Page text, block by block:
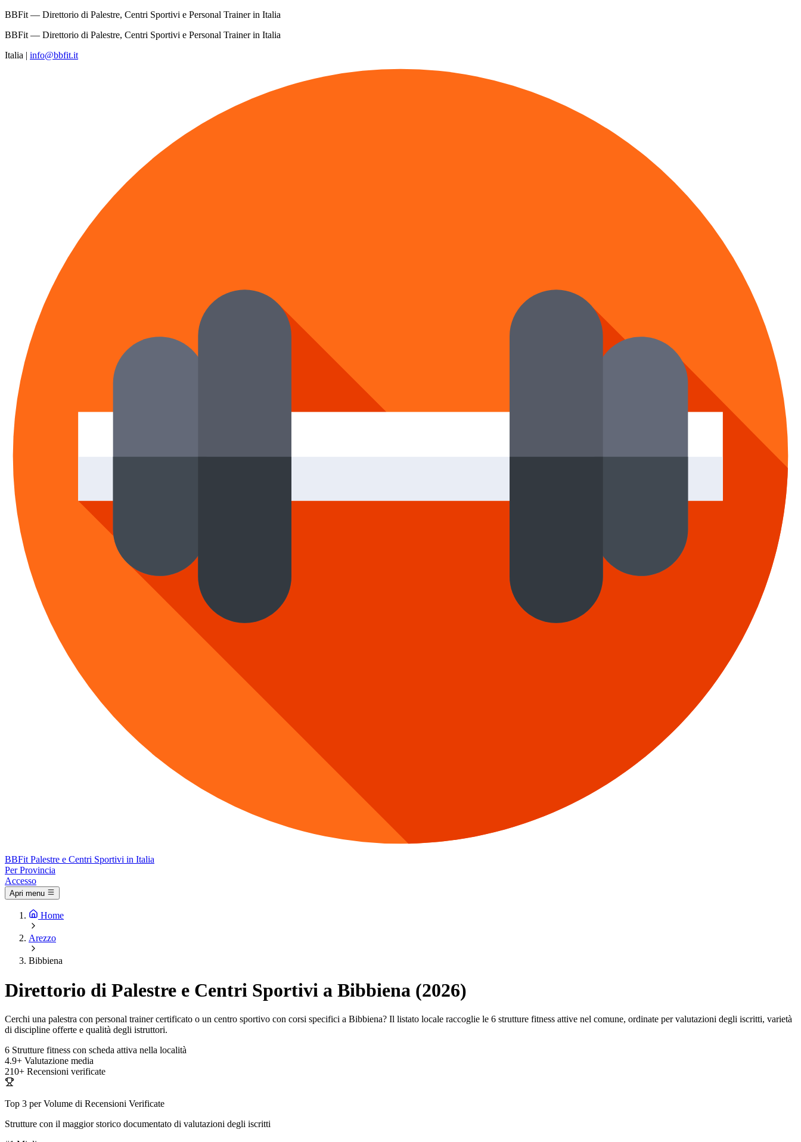
BBFit — Direttorio di Palestre, Centri Sportivi e Personal Trainer in Italia
BBFit — Direttorio di Palestre, Centri Sportivi e Personal Trainer in Italia
Italia | info@bbfit.it
BBFit Palestre e Centri Sportivi in Italia
Per Provincia
Accesso
Apri menu
Home
Arezzo
Bibbiena
Direttorio di Palestre e Centri Sportivi a Bibbiena (2026)
Cerchi una palestra con personal trainer certificato o un centro sportivo con corsi specifici a Bibbiena? Il listato locale raccoglie le 6 strutture fitness attive nel comune, ordinate per valutazioni degli iscritti, varietà
di discipline offerte e qualità degli istruttori.
6 Strutture fitness con scheda attiva nella località
4.9+ Valutazione media
210+ Recensioni verificate
Top 3 per Volume di Recensioni Verificate
Strutture con il maggior storico documentato di valutazioni degli iscritti